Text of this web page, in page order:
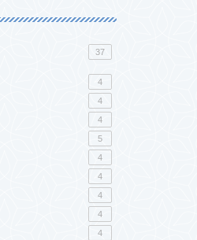
37
4
4
4
5
4
4
4
4
4